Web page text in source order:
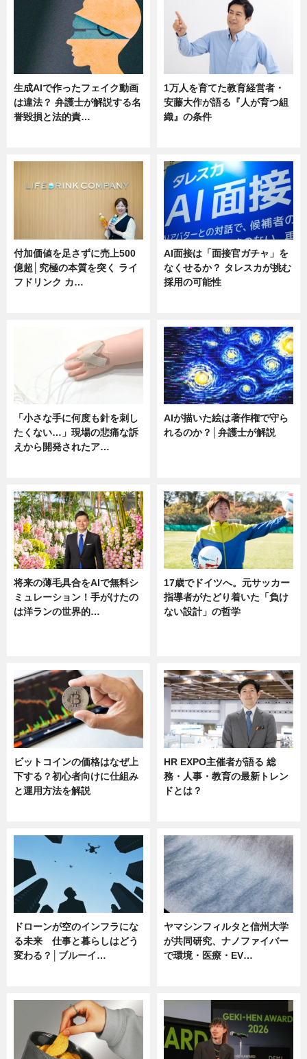
生成AIで作ったフェイク動画
は違法？ 弁護士が解説する名
誉毀損と法的責…
1万人を育てた教育経営者・
安藤大作が語る『人が育つ組
織』の条件
付加価値を足さずに売上500
億超│究極の本質を突く ライ
フドリンク カ…
AI面接は「面接官ガチャ」を
なくせるか？ タレスカが挑む
採用の可能性
「小さな手に何度も針を刺し
たくない…」現場の悲痛な訴
えから開発されたア…
AIが描いた絵は著作権で守ら
れるのか？│弁護士が解説
将来の薄毛具合をAIで無料シ
ミュレーション！手がけたの
は洋ランの世界的…
17歳でドイツへ。元サッカー
指導者がたどり着いた「負け
ない設計」の哲学
ビットコインの価格はなぜ上
下する？初心者向けに仕組み
と運用方法を解説
HR EXPO主催者が語る 総
務・人事・教育の最新トレン
ドとは？
ドローンが空のインフラにな
る未来 仕事と暮らしはどう
変わる？│ブルーイ…
ヤマシンフィルタと信州大学
が共同研究、ナノファイバー
で環境・医療・EV…